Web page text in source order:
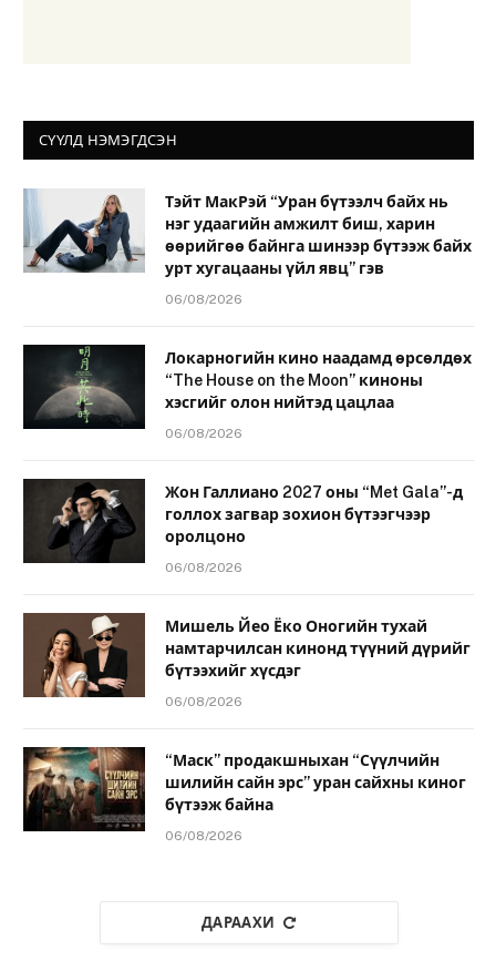
СҮҮЛД НЭМЭГДСЭН
Тэйт МакРэй “Уран бүтээлч байх нь
нэг удаагийн амжилт биш, харин
өөрийгөө байнга шинээр бүтээж байх
урт хугацааны үйл явц” гэв
06/08/2026
Локарногийн кино наадамд өрсөлдөх
“The House on the Moon” киноны
хэсгийг олон нийтэд цацлаа
06/08/2026
Жон Галлиано 2027 оны “Met Gala”-д
голлох загвар зохион бүтээгчээр
оролцоно
06/08/2026
Мишель Йео Ёко Оногийн тухай
намтарчилсан кинонд түүний дүрийг
бүтээхийг хүсдэг
06/08/2026
“Маск” продакшныхан “Сүүлчийн
шилийн сайн эрс” уран сайхны киног
бүтээж байна
06/08/2026
ДАРААХИ